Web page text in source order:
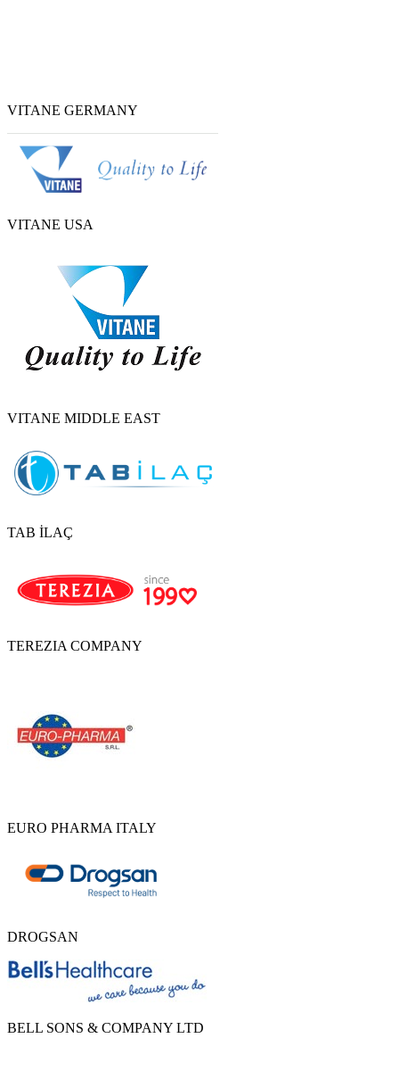
VITANE GERMANY
VITANE USA
VITANE MIDDLE EAST
TAB İLAÇ
TEREZIA COMPANY
EURO PHARMA ITALY
DROGSAN
BELL SONS & COMPANY LTD